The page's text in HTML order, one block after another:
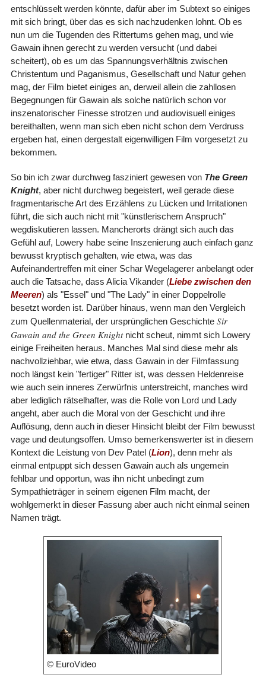
entschlüsselt werden könnte, dafür aber im Subtext so einiges
mit sich bringt, über das es sich nachzudenken lohnt. Ob es
nun um die Tugenden des Rittertums gehen mag, und wie
Gawain ihnen gerecht zu werden versucht (und dabei
scheitert), ob es um das Spannungsverhältnis zwischen
Christentum und Paganismus, Gesellschaft und Natur gehen
mag, der Film bietet einiges an, derweil allein die zahllosen
Begegnungen für Gawain als solche natürlich schon vor
inszenatorischer Finesse strotzen und audiovisuell einiges
bereithalten, wenn man sich eben nicht schon dem Verdruss
ergeben hat, einen dergestalt eigenwilligen Film vorgesetzt zu
bekommen.
So bin ich zwar durchweg fasziniert gewesen von The Green
Knight, aber nicht durchweg begeistert, weil gerade diese
fragmentarische Art des Erzählens zu Lücken und Irritationen
führt, die sich auch nicht mit "künstlerischem Anspruch"
wegdiskutieren lassen. Mancherorts drängt sich auch das
Gefühl auf, Lowery habe seine Inszenierung auch einfach ganz
bewusst kryptisch gehalten, wie etwa, was das
Aufeinandertreffen mit einer Schar Wegelagerer anbelangt oder
auch die Tatsache, dass Alicia Vikander (Liebe zwischen den
Meeren) als "Essel" und "The Lady" in einer Doppelrolle
besetzt worden ist. Darüber hinaus, wenn man den Vergleich
zum Quellenmaterial, der ursprünglichen Geschichte Sir
Gawain and the Green Knightnicht scheut, nimmt sich Lowery
einige Freiheiten heraus. Manches Mal sind diese mehr als
nachvollziehbar, wie etwa, dass Gawain in der Filmfassung
noch längst kein "fertiger" Ritter ist, was dessen Heldenreise
wie auch sein inneres Zerwürfnis unterstreicht, manches wird
aber lediglich rätselhafter, was die Rolle von Lord und Lady
angeht, aber auch die Moral von der Geschicht und ihre
Auflösung, denn auch in dieser Hinsicht bleibt der Film bewusst
vage und deutungsoffen. Umso bemerkenswerter ist in diesem
Kontext die Leistung von Dev Patel (Lion), denn mehr als
einmal entpuppt sich dessen Gawain auch als ungemein
fehlbar und opportun, was ihn nicht unbedingt zum
Sympathieträger in seinem eigenen Film macht, der
wohlgemerkt in dieser Fassung aber auch nicht einmal seinen
Namen trägt.
© EuroVideo